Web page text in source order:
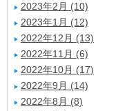
2023年2月 (10)
2023年1月 (12)
2022年12月 (13)
2022年11月 (6)
2022年10月 (17)
2022年9月 (14)
2022年8月 (8)